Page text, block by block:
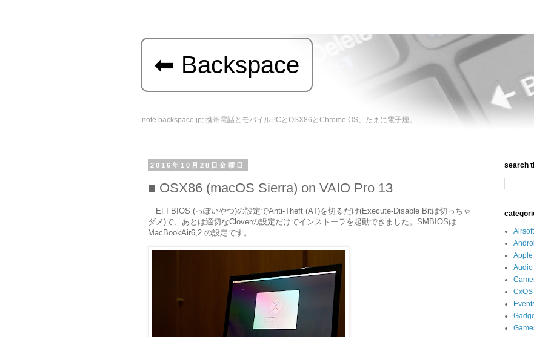
Backspace
note.backspace.jp; 携帯電話とモバイルPCとOSX86とChrome OS、たまに電子煙。
2016年10月28日金曜日
OSX86 (macOS Sierra) on VAIO Pro 13
EFI BIOS (っぽいやつ)の設定でAnti-Theft (AT)を切るだけ(Execute-Disable Bitは切っちゃ
ダメ)で、あとは適切なCloverの設定だけでインストーラを起動できました。SMBIOSは
MacBookAir6,2 の設定です。
search
Airsoft
Apple
Audio
CxOS